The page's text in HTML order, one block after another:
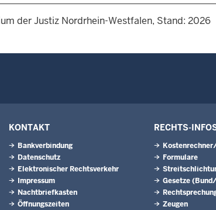
der Justiz Nordrhein-Westfalen, Stand: 2026
KONTAKT
Bankverbindung
Datenschutz
Elektronischer Rechtsverkehr
Impressum
Nachtbriefkasten
Öffnungszeiten
RECHTS-
Formulare
Gesetze
Zeugen